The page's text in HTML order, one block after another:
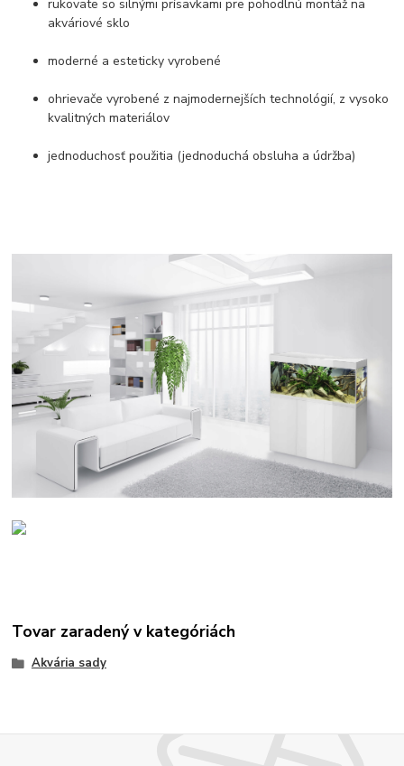
rukoväte so silnými prísavkami pre pohodlnú montáž na
akváriové sklo
moderné a esteticky vyrobené
ohrievače vyrobené z najmodernejších technológií, z vysoko
kvalitných materiálov
jednoduchosť použitia (jednoduchá obsluha a údržba)
Tovar zaradený v kategóriách
Akvária sady